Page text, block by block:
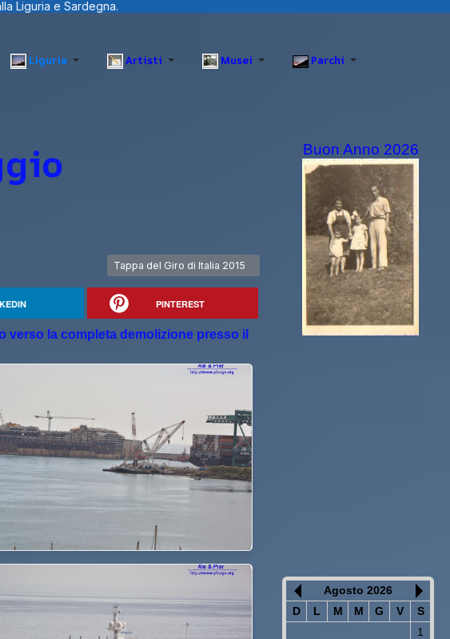
Liguria Artisti Musei Parchi
Articolo successivo: Tappa del Giro di Italia 2015
Tappa del Giro di Italia 2015
PINTEREST
verso la completa demolizione presso il
Buon Anno 2026
Agosto 2026
D
L M M G V
S
1